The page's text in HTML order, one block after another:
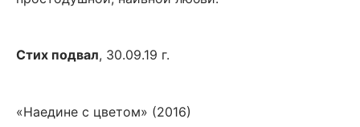
Стих подвал, 30.09.19 г.
«Наедине с цветом» (2016)